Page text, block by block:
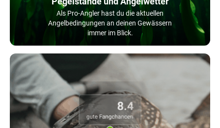
Als Pro-Angler hast du die aktuellen
Angelbedingungen an deinen Gewässern
immer im Blick.